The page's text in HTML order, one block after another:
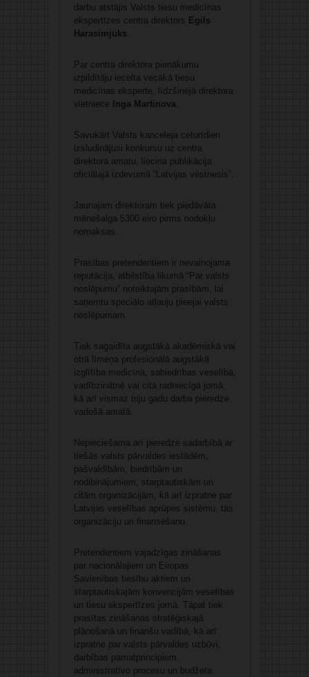
darbu atstājis Valsts tiesu medicīnas
ekspertīzes centra direktors Egils
Harasimjuks
Par centra direktora pienākumu
izpildītāju iecelta vecākā tiesu
medicīnas eksperte, līdzšinējā direktora
vietniece
Inga Martinova
Savukārt Valsts kanceleja ceturtdien
izsludinājusi konkursu uz centra
direktora amatu, liecina publikācija
oficiālajā izdevumā “Latvijas vēstnesis”.
Jaunajam direktoram tiek piedāvāta
mēnešalga 5300 eiro pirms nodokļu
nomaksas.
Prasības pretendentiem ir nevainojama
reputācija, atbilstība likumā “Par valsts
noslēpumu” noteiktajām prasībām, lai
saņemtu speciālo atļauju pieejai valsts
noslēpumam.
Tiek sagaidīta augstākā akadēmiskā vai
otrā līmeņa profesionālā augstākā
izglītība medicīnā, sabiedrības veselībā,
vadībzinātnē vai citā radniecīgā jomā,
kā arī vismaz triju gadu darba pieredze
vadošā amatā.
Nepieciešama arī pieredze sadarbībā ar
tiešās valsts pārvaldes iestādēm,
pašvaldībām, biedrībām un
nodibinājumiem, starptautiskām un
citām organizācijām, kā arī izpratne par
Latvijas veselības aprūpes sistēmu, tās
organizāciju un finansēšanu.
Pretendentiem vajadzīgas zināšanas
par nacionālajiem un Eiropas
Savienības tiesību aktiem un
starptautiskajām konvencijām veselības
un tiesu ekspertīzes jomā. Tāpat tiek
prasītas zināšanas stratēģiskajā
plānošanā un finanšu vadībā, kā arī
izpratne par valsts pārvaldes uzbūvi,
darbības pamatprincipiem,
administratīvo procesu un budžeta